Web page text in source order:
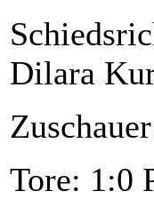
Dilara
Tore: 1:0